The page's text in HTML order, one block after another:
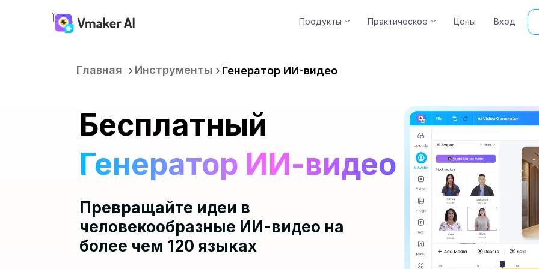
Продукты Практическое Цены Вход
Главная Инструменты Генератор ИИ-видео
Бесплатный
Генератор ИИ-видео
Превращайте идеи в
человекообразные ИИ-видео на
более чем 120 языках